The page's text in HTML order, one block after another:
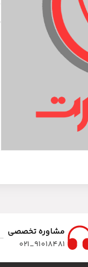
مشاوره تخصصی
91018481_021